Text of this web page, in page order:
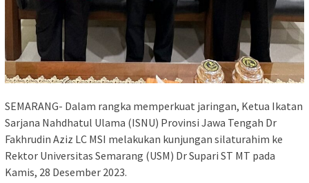
SEMARANG- Dalam rangka memperkuat jaringan, Ketua Ikatan
Sarjana Nahdhatul Ulama (ISNU) Provinsi Jawa Tengah Dr
Fakhrudin Aziz LC MSI melakukan kunjungan silaturahim ke
Rektor Universitas Semarang (USM) Dr Supari ST MT pada
Kamis, 28 Desember 2023.